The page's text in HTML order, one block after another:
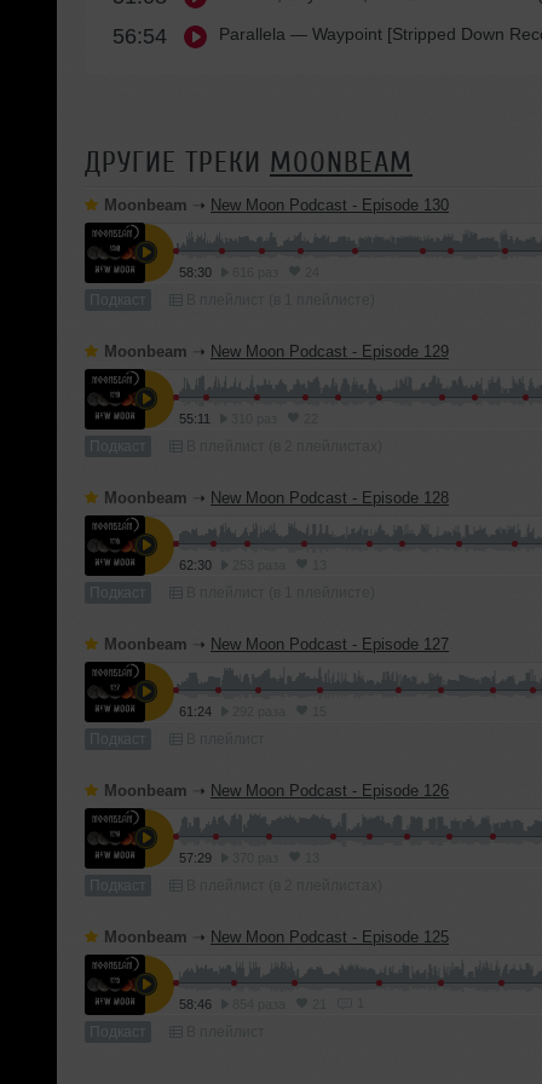
56:54 Parallela — Waypoint [Stripped Down
ДРУГИЕ ТРЕКИ MOONBEAM
Moonbeam ➝ New Moon Podcast - Episode 130
58:30
Подкаст
Moonbeam ➝ New Moon Podcast - Episode 129
55:11
Подкаст
Moonbeam ➝ New Moon Podcast - Episode 128
62:30
Подкаст
Moonbeam ➝ New Moon Podcast - Episode 127
61:24
Подкаст
Moonbeam ➝ New Moon Podcast - Episode 126
57:29
Подкаст
Moonbeam ➝ New Moon Podcast - Episode 125
58:46
Подкаст